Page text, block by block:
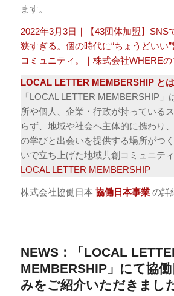
ます。
2022年3月3日｜【43団体加盟】SNS
狭すぎる。個の時代に“ちょうどいい
コミュニティ。｜株式会社WHERE
LOCAL LETTER MEMBERSHIP とは
「LOCAL LETTER MEMBERSHIP」
所や個人、企業・行政が持っている
らず、地域や社会へ主体的に携わり
の学びと出会いを提供する場所がつ
いで立ち上げた地域共創コミュニティ
LOCAL LETTER MEMBERSHIP
株式会社協働日本 協働日本事業の詳
NEWS：「LOCAL
MEMBERSHIP」にて協
みをご紹介いただきまし